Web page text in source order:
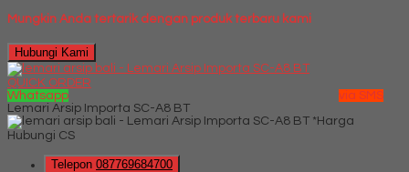
Mungkin Anda tertarik dengan produk terbaru kami
Hubungi Kami
QUICK ORDER
Whatsapp
via SMS
Lemari Arsip Importa SC-A8 BT
*Harga
Hubungi CS
Telepon 087769684700